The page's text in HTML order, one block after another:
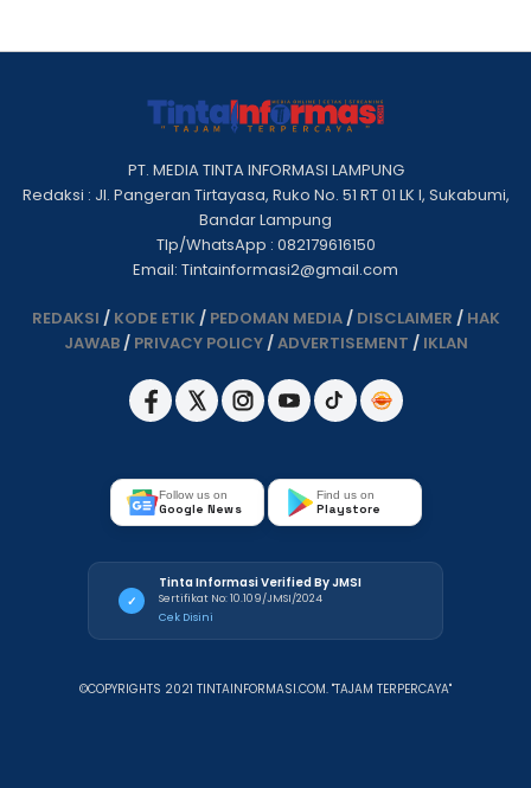
PT. MEDIA TINTA INFORMASI LAMPUNG
Redaksi : Jl. Pangeran Tirtayasa, Ruko No. 51 RT 01 LK I, Sukabumi,
Bandar Lampung
Tlp/WhatsApp : 082179616150
Email: Tintainformasi2@gmail.com
REDAKSI / KODE ETIK / PEDOMAN MEDIA/ DISCLAIMER / HAK
JAWAB/ PRIVACY POLICY/ADVERTISEMENT / IKLAN
Follow us on
Google News
Find us on
Playstore
✓
Tinta Informasi Verified By JMSI
Sertifikat No: 10.109/JMSI/2024
Cek Disini
©COPYRIGHTS 2021 TINTAINFORMASI.COM. "TAJAM TERPERCAYA"